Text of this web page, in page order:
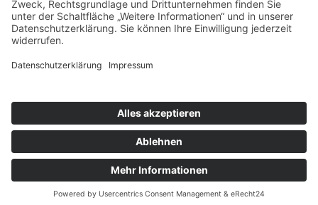
RECHTLICHES
Impressum
Datenschutz
REIFF Sicherheitstechnik
Bewertungen auf ProvenExpert.com